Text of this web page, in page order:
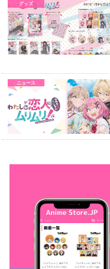
グッズ
ニュース